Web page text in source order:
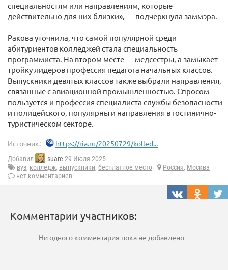
специальностям или направлениям, которые
действительно для них близки», — подчеркнула заммэра.
Ракова уточнила, что самой популярной среди
абитуриентов колледжей стала специальность
программиста. На втором месте — медсестры, а замыкает
тройку лидеров профессия педагога начальных классов.
Выпускники девятых классов также выбрали направления,
связанные с авиационной промышленностью. Спросом
пользуется и профессия специалиста службы безопасности
и полицейского, популярны и направления в гостинично-
туристическом секторе.
Источник: https://ria.ru/20250729/kolled...
Добавил suare 29 Июля 2025
вуз, колледж, выпускники, бесплатное место Россия, Москва
нет комментариев
Комментарии участников:
Ни одного комментария пока не добавлено